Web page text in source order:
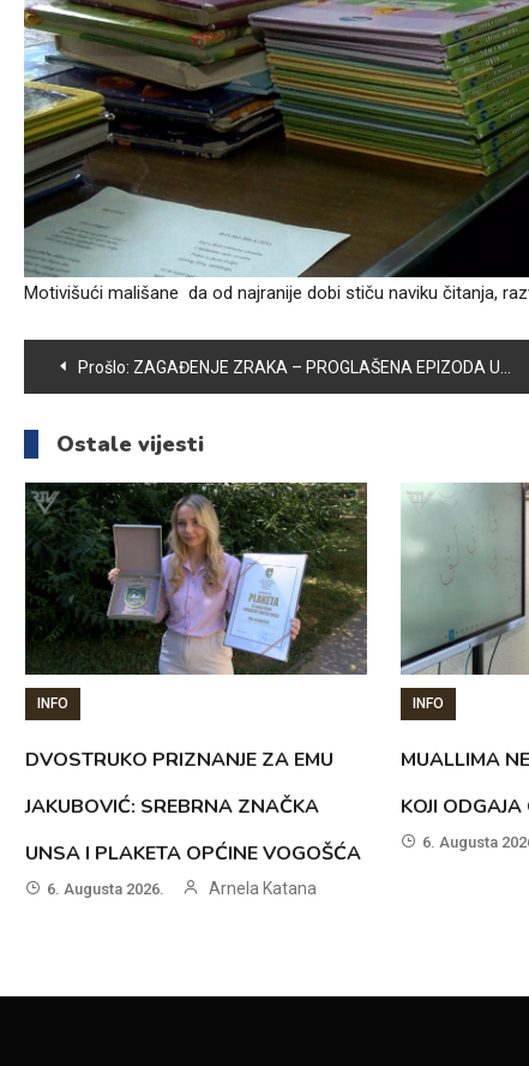
Motivišući mališane da od najranije dobi stiču naviku čitanja,
Navigacija
članaka
Prošlo: ZAGAĐENJE ZRAKA – PROGLAŠENA EPIZODA UPOZORENJE
Ostale vijesti
INFO
DVOSTRUKO PRIZNANJE ZA EMU
JAKUBOVIĆ: SREBRNA ZNAČKA
UNSA I PLAKETA OPĆINE VOGOŠĆA
6. Augusta 2026. Arnela Katana
INFO
MUALLIMA
KOJI ODGAJA
6. Augusta